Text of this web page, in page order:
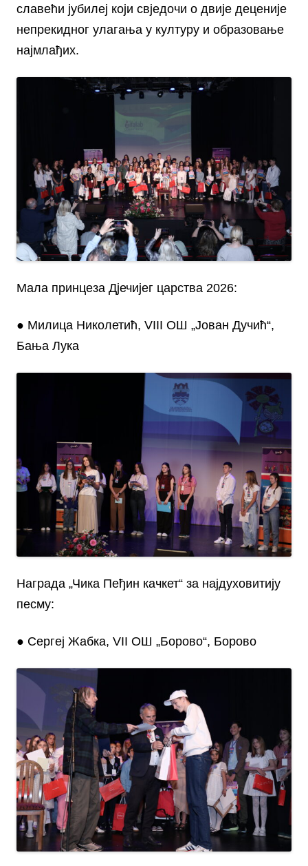
славећи јубилеј који свједочи о двије деценије
непрекидног улагања у културу и образовање
најмлађих.
Мала принцеза Д‌јечијег царства 2026:
● Милица Николетић, VIII ОШ „Јован Дучић“,
Бања Лука
Награда „Чика Пеђин качкет“ за најдуховитију
песму:
● Сергеј Жабка, VII ОШ „Борово“, Борово